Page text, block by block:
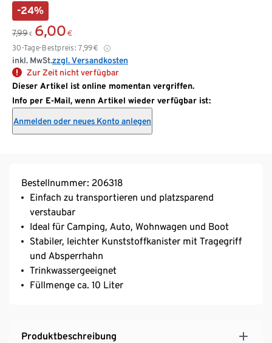
-24%
7,99 € 6,00 €
30-Tage-Bestpreis: 7,99€
inkl. MwSt.zzgl. Versandkosten
Zur Zeit nicht verfügbar
Dieser Artikel ist online momentan vergriffen.
Info per E-Mail, wenn Artikel wieder verfügbar ist:
Anmelden oder neues Konto anlegen
Bestellnummer: 206318
Einfach zu transportieren und platzsparend
verstaubar
Ideal für Camping, Auto, Wohnwagen und Boot
Stabiler, leichter Kunststoffkanister mit Tragegriff
und Absperrhahn
Trinkwassergeeignet
Füllmenge ca. 10 Liter
Produktbeschreibung